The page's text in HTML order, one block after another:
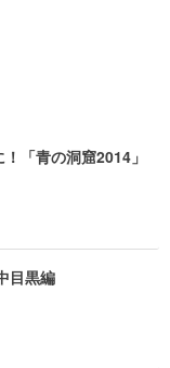
「青の洞窟2014」
目黒編